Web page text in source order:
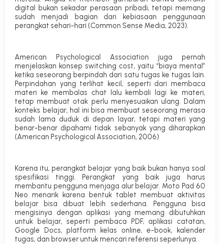
digital bukan sekadar perasaan pribadi, tetapi memang
sudah menjadi bagian dari kebiasaan penggunaan
perangkat sehari-hari (Common Sense Media, 2023).
American Psychological Association juga pernah
menjelaskan konsep switching cost, yaitu “biaya mental”
ketika seseorang berpindah dari satu tugas ke tugas lain.
Perpindahan yang terlihat kecil, seperti dari membaca
materi ke membalas chat lalu kembali lagi ke materi,
tetap membuat otak perlu menyesuaikan ulang. Dalam
konteks belajar, hal ini bisa membuat seseorang merasa
sudah lama duduk di depan layar, tetapi materi yang
benar-benar dipahami tidak sebanyak yang diharapkan
(American Psychological Association, 2006)
Karena itu, perangkat belajar yang baik bukan hanya soal
spesifikasi tinggi. Perangkat yang baik juga harus
membantu pengguna menjaga alur belajar. Moto Pad 60
Neo menarik karena bentuk tablet membuat aktivitas
belajar bisa dibuat lebih sederhana. Pengguna bisa
mengisinya dengan aplikasi yang memang dibutuhkan
untuk belajar, seperti pembaca PDF, aplikasi catatan,
Google Docs, platform kelas online, e-book, kalender
tugas, dan browser untuk mencari referensi seperlunya.